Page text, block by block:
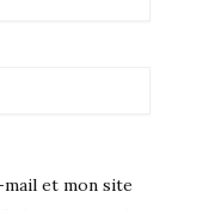
et mon site